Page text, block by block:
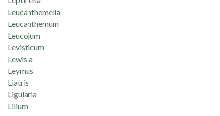
Leucanthemella
Leucanthemum
Leucojum
Levisticum
Lewisia
Leymus
Liatris
Ligularia
Lilium